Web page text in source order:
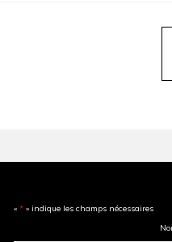
« * » indique les champs nécessaires